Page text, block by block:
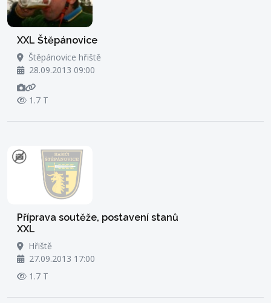
XXL Štěpánovice
Štěpánovice hřiště
28.09.2013 09:00
1.7 T
Příprava soutěže, postavení stanů
XXL
Hřiště
27.09.2013 17:00
1.7 T